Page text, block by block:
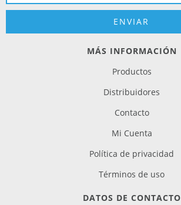
MÁS INFORMACIÓN
Productos
Distribuidores
Contacto
Mi Cuenta
Política de privacidad
Términos de uso
DATOS DE CONTACTO